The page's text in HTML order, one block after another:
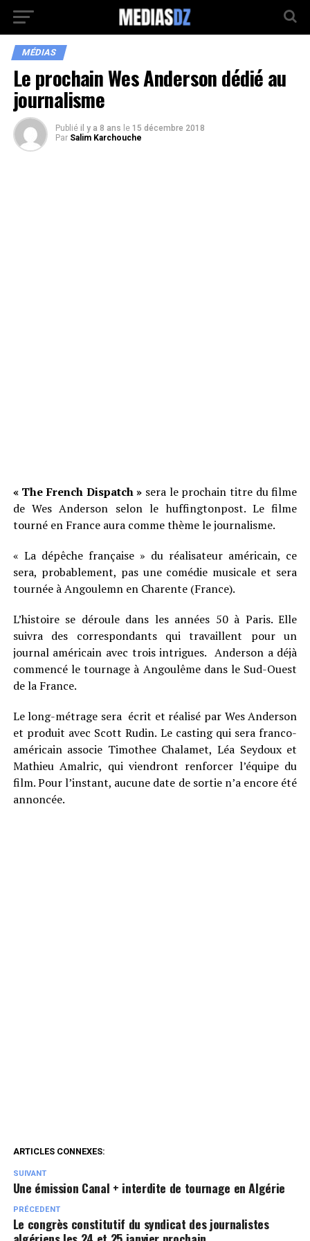
MÉDIAS
Le prochain Wes Anderson dédié au
journalisme
Publié il y a 8 ans le 15 décembre 2018
Par Salim Karchouche
« The French Dispatch » sera le prochain titre du filme
de Wes Anderson selon le huffingtonpost. Le filme
tourné en France aura comme thème le journalisme.
« La dépêche française » du réalisateur américain, ce
sera, probablement, pas une comédie musicale et sera
tournée à Angoulemn en Charente (France).
L’histoire se déroule dans les années 50 à Paris. Elle
suivra des correspondants qui travaillent pour un
journal américain avec trois intrigues. Anderson a déjà
commencé le tournage à Angoulême dans le Sud-Ouest
de la France.
Le long-métrage sera écrit et réalisé par Wes Anderson
et produit avec Scott Rudin. Le casting qui sera franco-
américain associe Timothee Chalamet, Léa Seydoux et
Mathieu Amalric, qui viendront renforcer l’équipe du
film. Pour l’instant, aucune date de sortie n’a encore été
annoncée.
ARTICLES CONNEXES:
SUIVANT
Une émission Canal + interdite de tournage en Algérie
PRÉCEDENT
Le congrès constitutif du syndicat des journalistes